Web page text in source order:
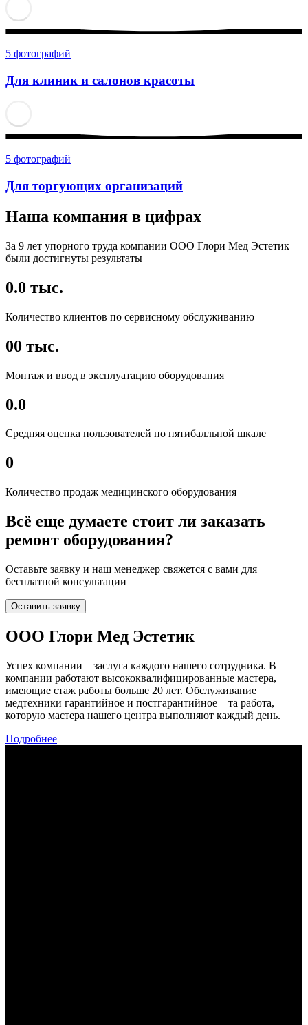
5 фотографий
Для клиник и салонов красоты
5 фотографий
Для торгующих организаций
Наша компания в цифрах
За 9 лет упорного труда компании ООО Глори Мед Эстетик
были достигнуты результаты
0.0 тыс.
Количество клиентов по сервисному обслуживанию
00 тыс.
Монтаж и ввод в эксплуатацию оборудования
0.0
Средняя оценка пользователей по пятибалльной шкале
0
Количество продаж медицинского оборудования
Всё еще думаете стоит ли заказать
ремонт оборудования?
Оставьте заявку и наш менеджер свяжется с вами для
бесплатной консультации
Оставить заявку
ООО Глори Мед Эстетик
Успех компании – заслуга каждого нашего сотрудника. В
компании работают высококвалифицированные мастера,
имеющие стаж работы больше 20 лет. Обслуживание
медтехники гарантийное и постгарантийное – та работа,
которую мастера нашего центра выполняют каждый день.
Подробнее